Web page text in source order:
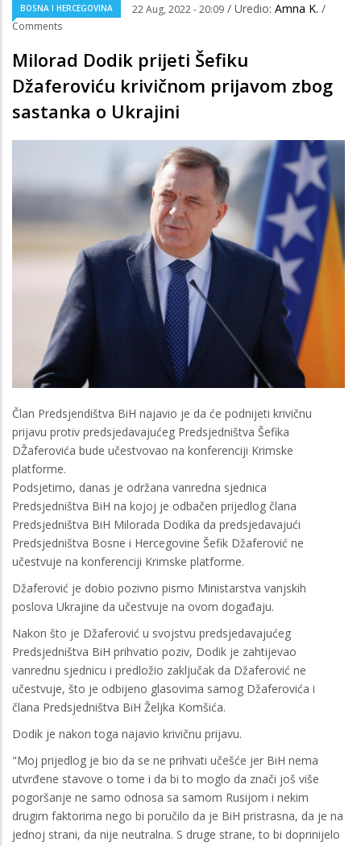
BOSNA I HERCEGOVINA 22 Aug, 2022 - 20:09 / Uredio: Amna K. /
Comments
Milorad Dodik prijeti Šefiku
Džaferoviću krivičnom prijavom zbog
sastanka o Ukrajini
Član Predsjendištva BiH najavio je da će podnijeti krivičnu
prijavu protiv predsjedavajućeg Predsjedništva Šefika
DŽaferovića bude učestvovao na konferenciji Krimske
platforme.
Podsjetimo, danas je održana vanredna sjednica
Predsjedništva BiH na kojoj je odbačen prijedlog člana
Predsjedništva BiH Milorada Dodika da predsjedavajući
Predsjedništva Bosne i Hercegovine Šefik Džaferović ne
učestvuje na konferenciji Krimske platforme.
Džaferović je dobio pozivno pismo Ministarstva vanjskih
poslova Ukrajine da učestvuje na ovom događaju.
Nakon što je Džaferović u svojstvu predsjedavajućeg
Predsjedništva BiH prihvatio poziv, Dodik je zahtijevao
vanrednu sjednicu i predložio zaključak da Džaferović ne
učestvuje, što je odbijeno glasovima samog Džaferovića i
člana Predsjedništva BiH Željka Komšića.
Dodik je nakon toga najavio krivičnu prijavu.
"Moj prijedlog je bio da se ne prihvati učešće jer BiH nema
utvrđene stavove o tome i da bi to moglo da znači još više
pogoršanje ne samo odnosa sa samom Rusijom i nekim
drugim faktorima nego bi poručilo da je BiH pristrasna, da je na
jednoj strani, da nije neutralna. S druge strane, to bi doprinijelo